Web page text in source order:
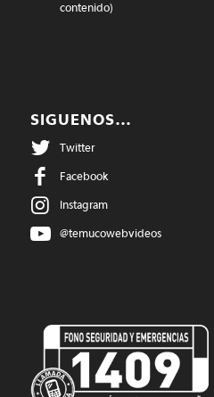
contenido)
SIGUENOS…
Twitter
Facebook
Instagram
@temucowebvideos